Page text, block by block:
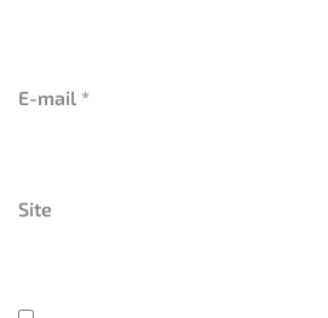
E-mail *
Site